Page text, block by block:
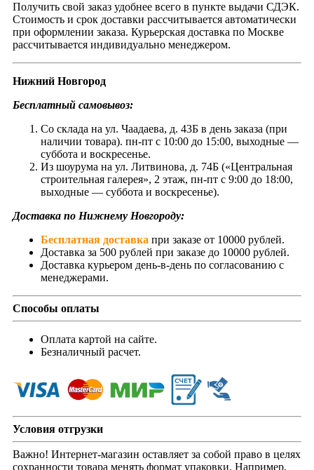
Получить свой заказ удобнее всего в пункте выдачи СДЭК.
Стоимость и срок доставки рассчитывается автоматически
при оформлении заказа. Курьерская доставка по Москве
рассчитывается индивидуально менеджером.
Нижний Новгород
Бесплатный самовывоз:
Со склада на ул. Чаадаева, д. 43Б в день заказа (при
наличии товара). пн-пт с 10:00 до 15:00, выходные —
суббота и воскресенье.
Из шоурума на ул. Литвинова, д. 74Б («Центральная
строительная галерея», 2 этаж, пн-пт с 9:00 до 18:00,
выходные — суббота и воскресенье).
Доставка по Нижнему Новгороду:
Бесплатная доставка при заказе от 10000 рублей.
Доставка за 500 рублей при заказе до 10000 рублей.
Доставка курьером день-в-день по согласованию с
менеджерами.
Способы оплаты
Оплата картой на сайте.
Безналичный расчет.
Условия отгрузки
Важно! Интернет-магазин оставляет за собой право в целях
сохранности товара менять формат упаковки. Например,